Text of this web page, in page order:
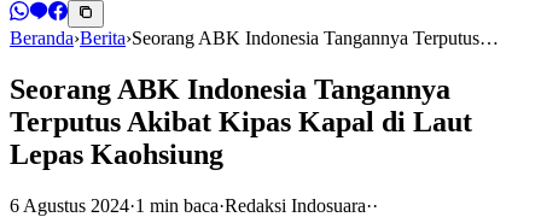
Beranda›Berita›Seorang ABK Indonesia Tangannya Terputus…
Seorang ABK Indonesia Tangannya
Terputus Akibat Kipas Kapal di Laut
Lepas Kaohsiung
6 Agustus 2024·1 min baca·Redaksi Indosuara··